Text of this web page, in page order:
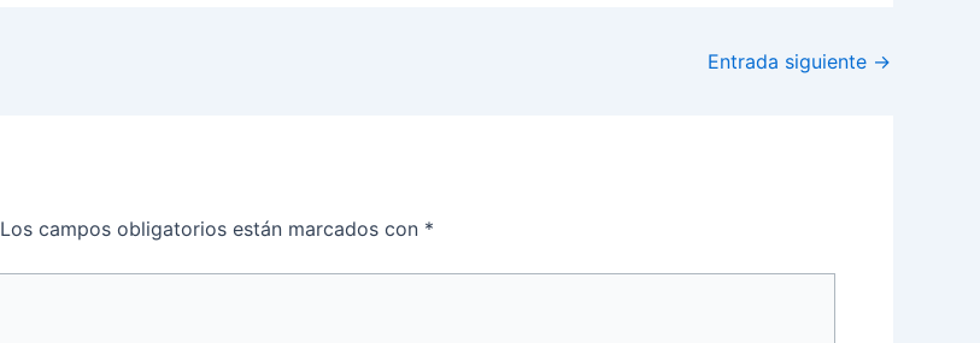
Entrada siguiente →
Los campos obligatorios están marcados con *